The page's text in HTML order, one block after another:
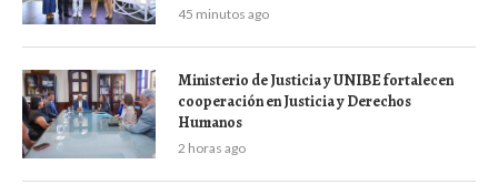
45 minutos ago
Ministerio de Justicia y UNIBE fortalecen
cooperación en Justicia y Derechos
Humanos
2 horas ago